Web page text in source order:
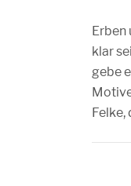
Erben
klar
gebe
Felke,